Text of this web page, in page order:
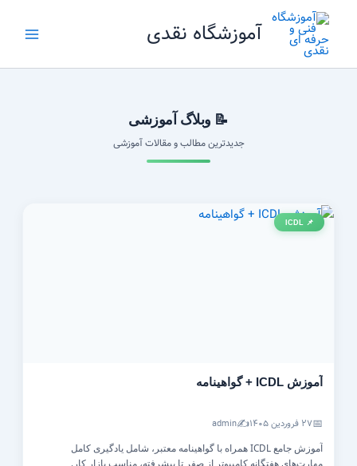
آموزشگاه نقدی
📝 وبلاگ آموزشی
جدیدترین مطالب و مقالات آموزشی
📌 ICDL
آموزش ICDL + گواهینامه
📅۲۷ فروردین ۱۴۰۵ ✍️
admin
آموزش جامع ICDL همراه با گواهینامه معتبر، شامل یادگیری کامل
مهارت‌های هفتگانه کامپیوتر از صفر تا پیشرفته، مناسب بازار کار.